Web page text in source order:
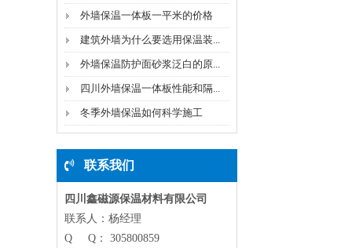
外墙保温一体板一平米的价格
建筑外墙为什么要选用保温装...
外墙保温防护面砂浆泛白的原...
四川外墙保温一体板性能和隔...
冬季外墙保温如何科学施工
联系我们
四川鑫磁源保温材料有限公司
联系人：杨经理
Q Q： 305800859